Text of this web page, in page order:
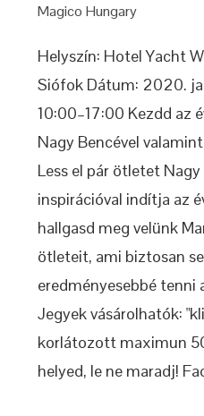
Magico Hungary
Helyszín: Hotel Yacht
Siófok Dátum: 2020.
10:00–17:00 Kezdd az
Nagy Bencével
Less el pár ötletet
inspirációval indítja az
hallgasd meg velünk
ötleteit, ami biztosan
eredményesebbé tenni
Jegyek vásárolhatók:
korlátozott maximun
helyed, le ne maradj!